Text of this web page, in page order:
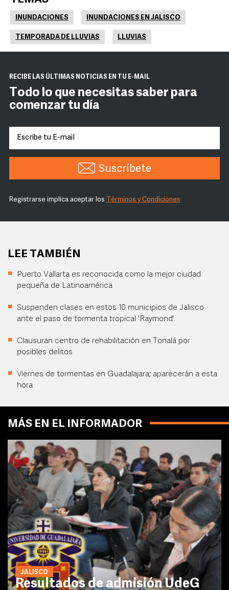
INUNDACIONES INUNDACIONES EN JALISCO
TEMPORADA DE LLUVIAS LLUVIAS
RECIBE LAS ÚLTIMAS NOTICIAS EN TU E-MAIL
Todo lo que necesitas saber para
comenzar tu día
Suscríbete
Registrarse implica aceptar los Términos y Condiciones
LEE TAMBIÉN
Puerto Vallarta es reconocida como la mejor ciudad
pequeña de Latinoamérica
Suspenden clases en estos 10 municipios de Jalisco
ante el paso de tormenta tropical 'Raymond'
Clausuran centro de rehabilitación en Tonalá por
posibles delitos
Viernes de tormentas en Guadalajara; aparecerán a esta
hora
MÁS EN EL INFORMADOR
JALISCO
Resultados de admisión UdeG